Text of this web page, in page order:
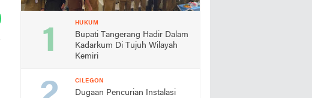
HUKUM
Bupati Tangerang Hadir Dalam
Kadarkum Di Tujuh Wilayah
Kemiri
CILEGON
Dugaan Pencurian Instalasi